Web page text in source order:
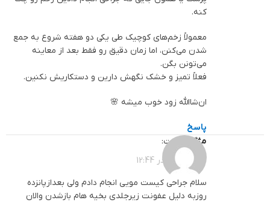
کنه.
معمولاً زخم‌های کوچیک طی یکی دو هفته شروع به جمع
شدن می‌کنن، اما زمان دقیق رو فقط بعد از معاینه
می‌تونن بگن.
فعلاً تمیز و خشک نگهش دارین و دستکاریش نکنین.
ان‌شاالله زود خوب میشه 🌸
پاسخ
مژگان
گفت:
1404-08-30 در 12:44
سلام جراحی کیست مویی انجام دادم ولی بعدازپانزده
روزبه دلیل عفونت زیرجلدی بخیه هام بازشدن والان